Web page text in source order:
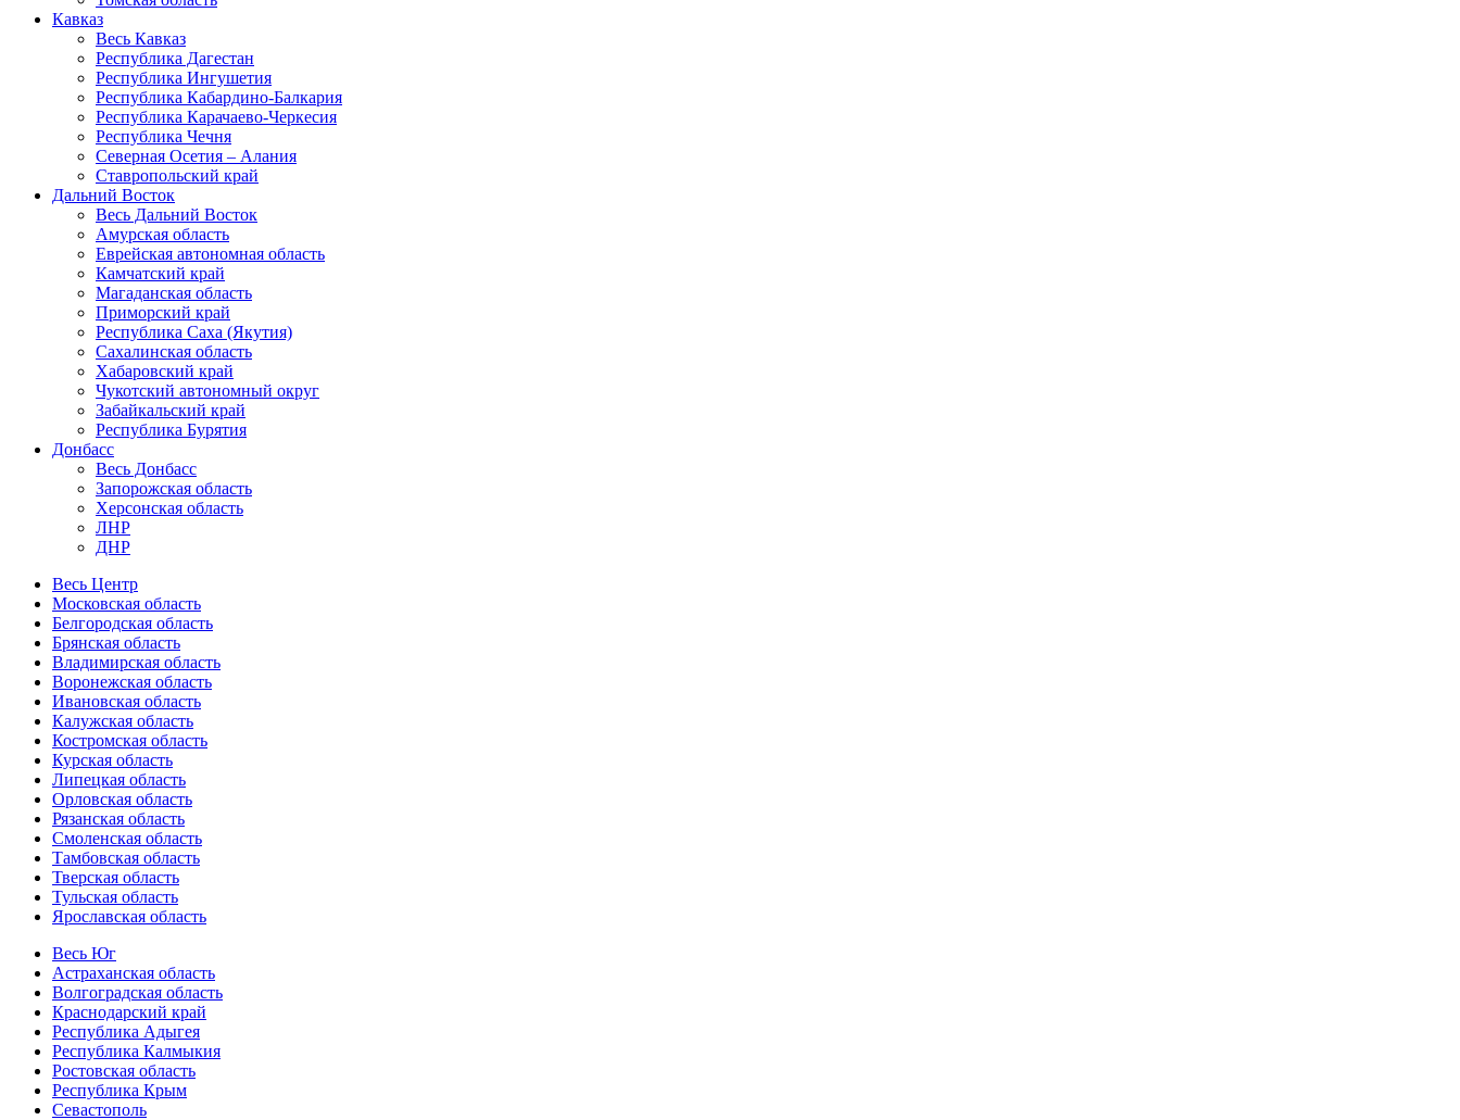
Кавказ
Весь Кавказ
Республика Дагестан
Республика Ингушетия
Республика Кабардино-Балкария
Республика Карачаево-Черкесия
Республика Чечня
Северная Осетия – Алания
Ставропольский край
Дальний Восток
Весь Дальний Восток
Амурская область
Еврейская автономная область
Камчатский край
Магаданская область
Приморский край
Республика Саха (Якутия)
Сахалинская область
Хабаровский край
Чукотский автономный округ
Забайкальский край
Республика Бурятия
Донбасс
Весь Донбасс
Запорожская область
Херсонская область
ЛНР
ДНР
Весь Центр
Московская область
Белгородская область
Брянская область
Владимирская область
Воронежская область
Ивановская область
Калужская область
Костромская область
Курская область
Липецкая область
Орловская область
Рязанская область
Смоленская область
Тамбовская область
Тверская область
Тульская область
Ярославская область
Весь Юг
Астраханская область
Волгоградская область
Краснодарский край
Республика Адыгея
Республика Калмыкия
Ростовская область
Республика Крым
Севастополь